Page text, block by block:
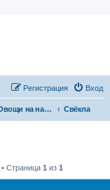
Вход
Регистрация
Овощи на наших грядках Свёкла
Страница 1 из 1